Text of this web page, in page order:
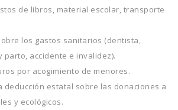
de libros, material escolar, transporte
los gastos sanitarios (dentista,
parto, accidente e invalidez).
por acogimiento de menores.
deducción estatal sobre las donaciones a
y ecológicos.